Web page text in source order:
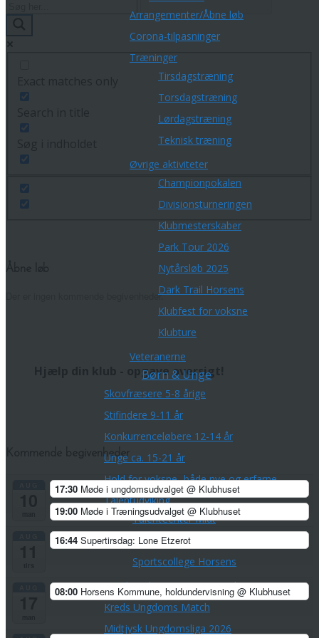
Arrangementer/Åbne løb
Corona-tilpasninger
Træninger
Tirsdagstræning
Torsdagstræning
Lørdagstræning
Teknisk træning
Øvrige aktiviteter
Championpokalen
Divisionsturneringen
Klubmesterskaber
Park Tour 2026
Nytårsløb 2025
Dark Trail Horsens
Klubfest for voksne
Klubture
Veteranerne
Børn & Unge
Skovfræsere 5-8 årige
Stifindere 9-11 år
Konkurrenceløbere 12-14 år
Unge ca. 15-21 år
Hold for voksne -både nye og erfarne
Talentudviking
TalentCenter Midt
Talentidrætsklasser
Sportscollege Horsens
Ungdomskurser og sommerlejre
Kreds Ungdoms Match
Midtjysk Ungdomsliga 2026
Der er ingen kommende begivenheder.
Hjælp din klub - opgave oversigt!
Kommende begivenheder
17:30 Møde i ungdomsudvalget @ Klubhuset
19:00 Møde i Træningsudvalget @ Klubhuset
16:44 Supertirsdag: Lone Etzerot
08:00 Horsens Kommune, holdundervisning @ Klubhuset